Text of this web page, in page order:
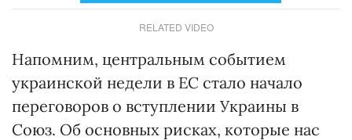
RELATED VIDEO
Напомним, центральным событием
украинской недели в ЕС стало начало
переговоров о вступлении Украины в
Союз. Об основных рисках, которые нас